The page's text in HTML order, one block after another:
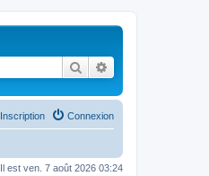
Rechercher
Connexion
Inscription
Il est ven. 7 août 2026 03:24